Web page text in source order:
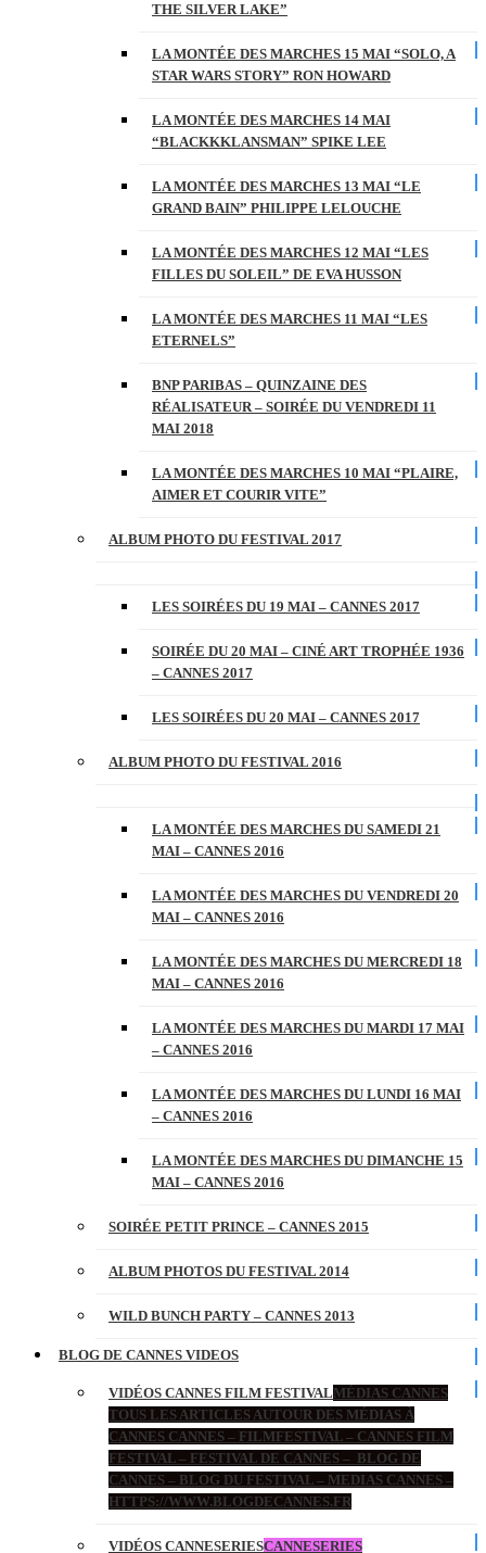
THE SILVER LAKE”
LA MONTÉE DES MARCHES 15 MAI “SOLO, A
STAR WARS STORY” RON HOWARD
LA MONTÉE DES MARCHES 14 MAI
“BLACKKKLANSMAN” SPIKE LEE
LA MONTÉE DES MARCHES 13 MAI “LE
GRAND BAIN” PHILIPPE LELOUCHE
LA MONTÉE DES MARCHES 12 MAI “LES
FILLES DU SOLEIL” DE EVA HUSSON
LA MONTÉE DES MARCHES 11 MAI “LES
ETERNELS”
BNP PARIBAS – QUINZAINE DES
RÉALISATEUR – SOIRÉE DU VENDREDI 11
MAI 2018
LA MONTÉE DES MARCHES 10 MAI “PLAIRE,
AIMER ET COURIR VITE”
ALBUM PHOTO DU FESTIVAL 2017
LES SOIRÉES DU 19 MAI – CANNES 2017
SOIRÉE DU 20 MAI – CINÉ ART TROPHÉE 1936
– CANNES 2017
LES SOIRÉES DU 20 MAI – CANNES 2017
ALBUM PHOTO DU FESTIVAL 2016
LA MONTÉE DES MARCHES DU SAMEDI 21
MAI – CANNES 2016
LA MONTÉE DES MARCHES DU VENDREDI 20
MAI – CANNES 2016
LA MONTÉE DES MARCHES DU MERCREDI 18
MAI – CANNES 2016
LA MONTÉE DES MARCHES DU MARDI 17 MAI
– CANNES 2016
LA MONTÉE DES MARCHES DU LUNDI 16 MAI
– CANNES 2016
LA MONTÉE DES MARCHES DU DIMANCHE 15
MAI – CANNES 2016
SOIRÉE PETIT PRINCE – CANNES 2015
ALBUM PHOTOS DU FESTIVAL 2014
WILD BUNCH PARTY – CANNES 2013
BLOG DE CANNES VIDEOS
VIDÉOS CANNES FILM FESTIVALMÉDIAS CANNES
TOUS LES ARTICLES AUTOUR DES MÉDIAS À
CANNES CANNES – FILMFESTIVAL – CANNES FILM
FESTIVAL – FESTIVAL DE CANNES – BLOG DE
CANNES – BLOG DU FESTIVAL – MEDIAS CANNES –
HTTPS://WWW.BLOGDECANNES.FR
VIDÉOS CANNESERIESCANNESERIES